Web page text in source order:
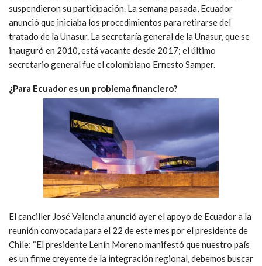
suspendieron su participación. La semana pasada, Ecuador
anunció que iniciaba los procedimientos para retirarse del
tratado de la Unasur. La secretaría general de la Unasur, que se
inauguró en 2010, está vacante desde 2017; el último
secretario general fue el colombiano Ernesto Samper.
¿Para Ecuador es un problema financiero?
El canciller José Valencia anunció ayer el apoyo de Ecuador a la
reunión convocada para el 22 de este mes por el presidente de
Chile: “El presidente Lenín Moreno manifestó que nuestro país
es un firme creyente de la integración regional, debemos buscar